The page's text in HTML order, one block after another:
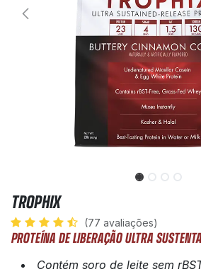
TROPHIX
(77 avaliações)
PROTEÍNA DE LIBERAÇÃO ULTRA
Contém soro de leite sem